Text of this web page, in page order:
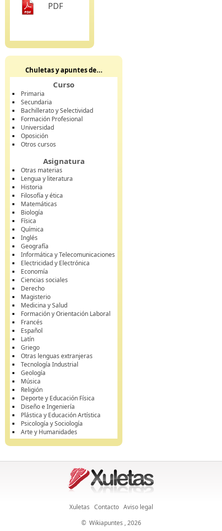
PDF
Chuletas y apuntes de...
Curso
Primaria
Secundaria
Bachillerato y Selectividad
Formación Profesional
Universidad
Oposición
Otros cursos
Asignatura
Otras materias
Lengua y literatura
Historia
Filosofía y ética
Matemáticas
Biología
Física
Química
Inglés
Geografía
Informática y Telecomunicaciones
Electricidad y Electrónica
Economía
Ciencias sociales
Derecho
Magisterio
Medicina y Salud
Formación y Orientación Laboral
Francés
Español
Latín
Griego
Otras lenguas extranjeras
Tecnología Industrial
Geología
Música
Religión
Deporte y Educación Física
Diseño e Ingeniería
Plástica y Educación Artística
Psicología y Sociología
Arte y Humanidades
Xuletas Contacto Aviso legal
© Wikiapuntes , 2026